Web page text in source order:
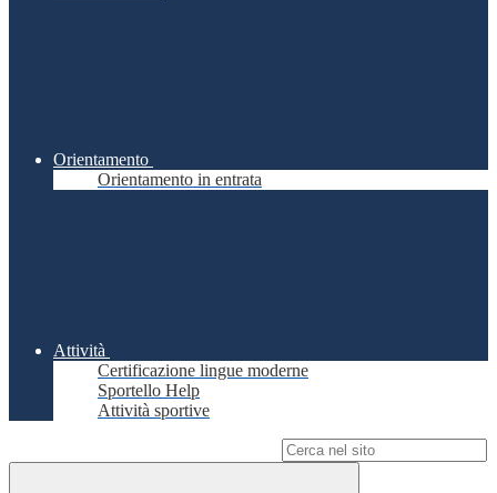
Orientamento
Orientamento in entrata
Attività
Certificazione lingue moderne
Sportello Help
Attività sportive